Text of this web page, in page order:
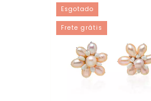
Esgotado
Frete grátis